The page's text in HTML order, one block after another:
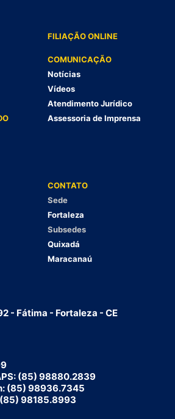
FILIAÇÃO ONLINE
COMUNICAÇÃO
Notícias
Vídeos
Atendimento Jurídico
Assessoria de Imprensa
CONTATO
Sede
Fortaleza
Subsedes
Quixadá
Maracanaú
- Fátima - Fortaleza - CE
(85) 98880.2839
(85) 98936.7345
98185.8993